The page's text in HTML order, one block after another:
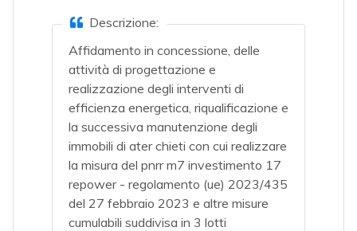
Descrizione:
Affidamento in concessione, delle
attività di progettazione e
realizzazione degli interventi di
efficienza energetica, riqualificazione e
la successiva manutenzione degli
immobili di ater chieti con cui realizzare
la misura del pnrr m7 investimento 17
repower - regolamento (ue) 2023/435
del 27 febbraio 2023 e altre misure
cumulabili suddivisa in 3 lotti